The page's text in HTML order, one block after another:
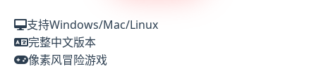
支持Windows/Mac/Linux
完整中文版本
像素风冒险游戏